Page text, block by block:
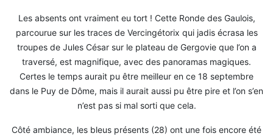
Les absents ont vraiment eu tort ! Cette Ronde des Gaulois,
parcourue sur les traces de Vercingétorix qui jadis écrasa les
troupes de Jules César sur le plateau de Gergovie que l’on a
traversé, est magnifique, avec des panoramas magiques.
Certes le temps aurait pu être meilleur en ce 18 septembre
dans le Puy de Dôme, mais il aurait aussi pu être pire et l’on s’en
n’est pas si mal sorti que cela.
Côté ambiance, les bleus présents (28) ont une fois encore été